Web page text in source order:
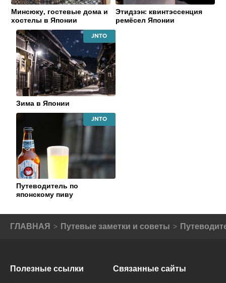
Минсюку, гостевые дома и
хостелы в Японии
Этидзэн: квинтэссенция
ремёсел Японии
Зима в Японии
JAPAN
NATIONAL
TOURISM
ORGANIZATION
Путеводитель по
японскому пиву
JAPAN
ORGANIZATION
ГЛАВНАЯ Путевые заметки и советы
Полезные ссылки Связанные сайты